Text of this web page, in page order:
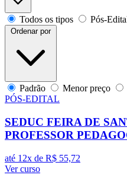
Todos os tipos Pós-
Ordenar por
Padrão Menor preço
PÓS-EDITAL
SEDUC FEIRA DE
PROFESSOR
até 12x de R$ 55,72
Ver curso